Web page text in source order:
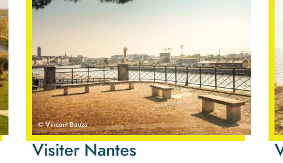
© Vincent Bauza
Visiter Nantes